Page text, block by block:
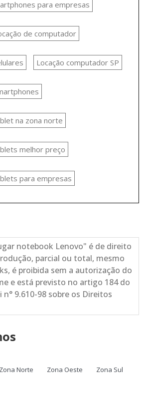
para empresas
de computador
Locação computador SP
na zona norte
melhor preço
para empresas
notebook Lenovo" é de direito
parcial ou total, mesmo
é proibida sem a autorização do
e está previsto no artigo 184 do
n° 9.610-98 sobre os Direitos
Zona Norte Zona Oeste Zona Sul